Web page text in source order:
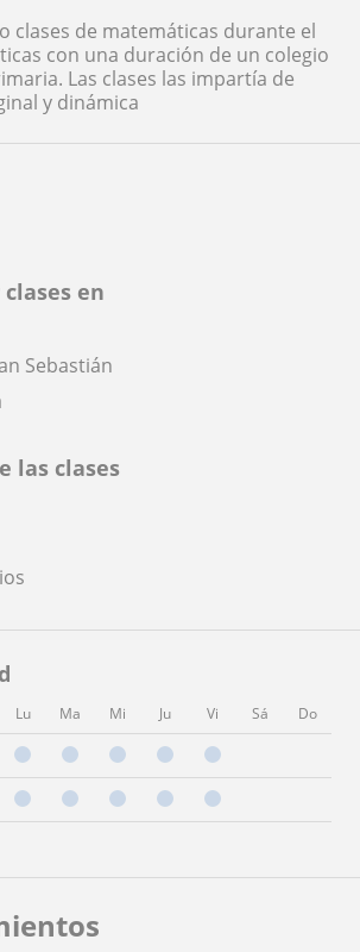
en
Sebastián
las clases
Lu Ma Mi Ju Vi Sá Do
clases de matemáticas durante el
con una duración de un colegio
Las clases las impartía de
y dinámica